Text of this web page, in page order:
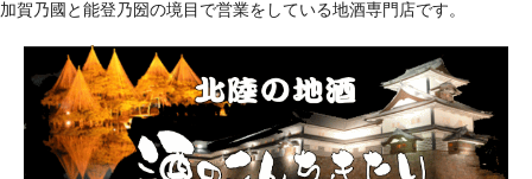
加賀乃國と能登乃圀の境目で営業をしている地酒専門店です。